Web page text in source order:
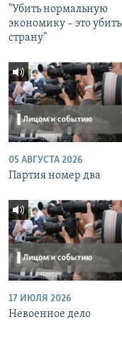
"Убить нормальную
экономику – это убить
страну"
05 АВГУСТА 2026
Партия номер два
17 ИЮЛЯ 2026
Невоенное дело